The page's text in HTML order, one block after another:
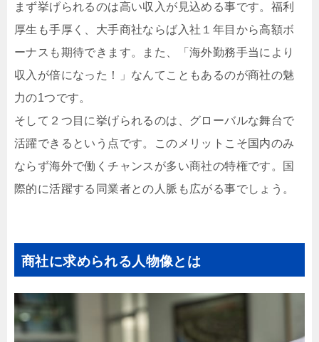
まず挙げられるのは高い収入が見込める事です。福利
厚生も手厚く、大手商社ならば入社１年目から高額ボ
ーナスも期待できます。また、「海外勤務手当により
収入が倍になった！」なんてこともあるのが商社の魅
力の1つです。
そして２つ目に挙げられるのは、
グローバルな舞台で
活躍できるという点です。このメリットこそ国内のみ
ならず海外で働くチャンスが多い商社の特権です。国
際的に活躍する同業者との人脈も広がる事でしょう。
商社に求められる人物像とは